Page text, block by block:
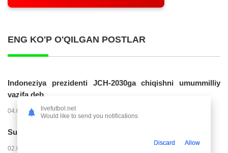
ENG KO'P O'QILGAN POSTLAR
Indoneziya prezidenti JCH-2030ga chiqishni umummilliy
vazifa deb...
04.08.2026 02:11 14283
Superliga. “Buxoro” - “Lokomotiv”...
02.08.2026 03:08
livefutbol.net
Would like to send you notifications
Discard Allow